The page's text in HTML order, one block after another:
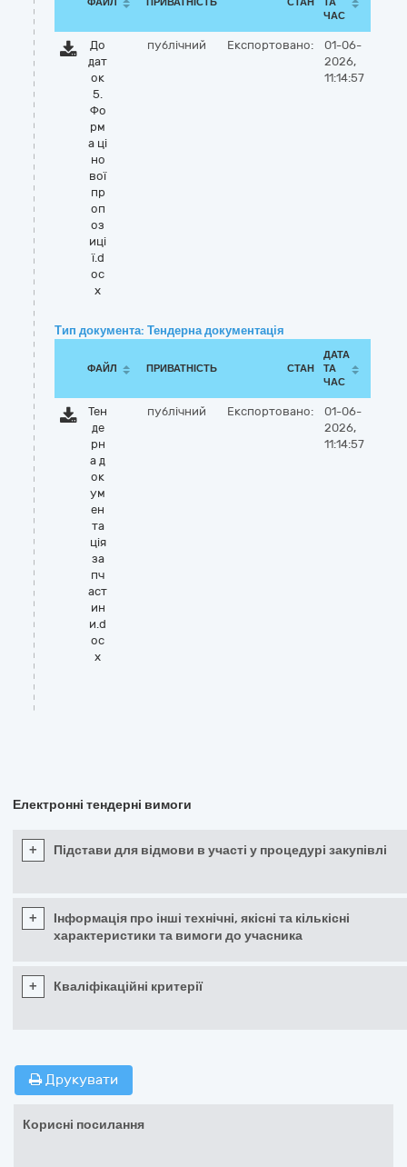
ЧАС
До
дат
ок
5.
Фо
рм
а ці
но
вої
пр
оп
оз
иці
ї.d
oc
x
публічний Експортовано:
01-06-
2026,
11:14:57
Тип документа: Тендерна документація
ФАЙЛ ПРИВАТНІСТЬ СТАН
ДАТА
ТА
ЧАС
Тен
де
рн
а д
ок
ум
ен
та
ція
за
пч
аст
ин
и.d
oc
x
публічний Експортовано:
01-06-
2026,
11:14:57
Електронні тендерні вимоги
+ Підстави для відмови в участі у процедурі закупівлі
+
Інформація про інші технічні, якісні та кількісні
характеристики та вимоги до учасника
+ Кваліфікаційні критерії
Друкувати
Корисні посилання